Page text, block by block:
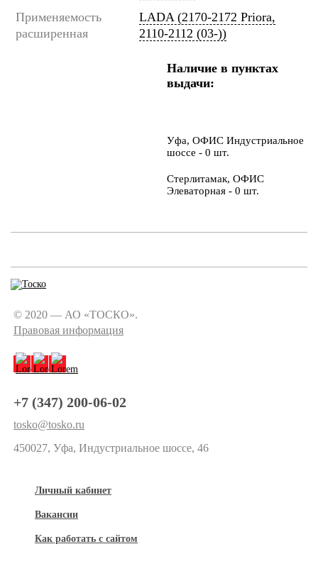
Применяемость
расширенная
LADA (2170-2172 Priora,
2110-2112 (03-))
Наличие в пунктах
выдачи:
Уфа, ОФИС Индустриальное
шоссе - 0 шт.
Стерлитамак, ОФИС
Элеваторная - 0 шт.
© 2020 — АО «ТОСКО».
Правовая информация
+7 (347) 200-06-02
tosko@tosko.ru
450027, Уфа, Индустриальное шоссе, 46
Личный кабинет
Вакансии
Как работать с сайтом